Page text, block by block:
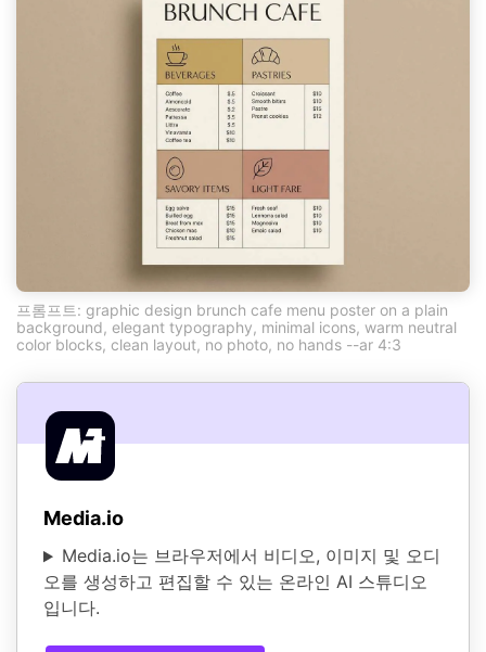
프롬프트: graphic design brunch cafe menu poster on a plain
background, elegant typography, minimal icons, warm neutral
color blocks, clean layout, no photo, no hands --ar 4:3
Media.io
Media.io는 브라우저에서 비디오, 이미지 및 오디
오를 생성하고 편집할 수 있는 온라인 AI 스튜디오
입니다.